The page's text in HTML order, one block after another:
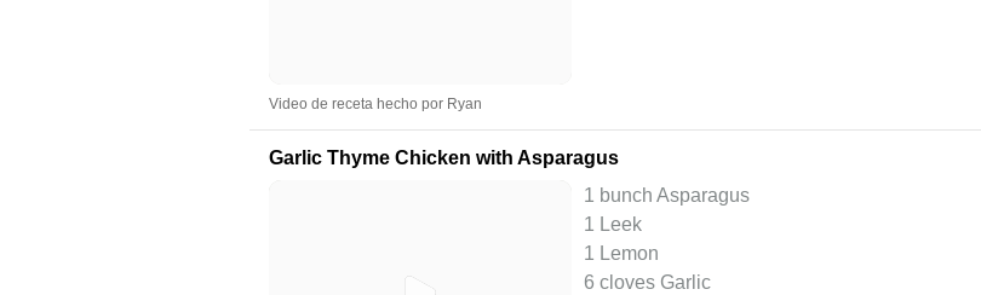
Video de receta hecho por Ryan
Garlic Thyme Chicken with Asparagus
1 bunch Asparagus
1 Leek
1 Lemon
6 cloves Garlic